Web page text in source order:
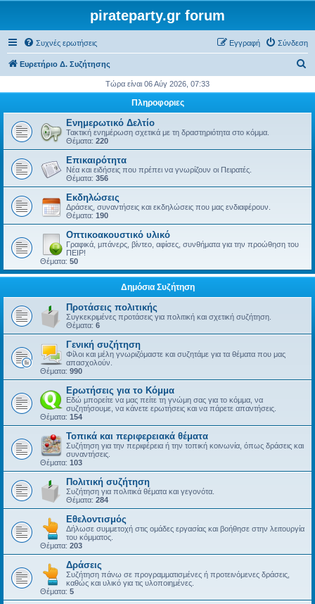
pirateparty.gr forum
Συχνές ερωτήσεις Σύνδεση
Εγγραφή
Ευρετήριο Δ. Συζήτησης
ζ
τ
Τώρα είναι 06 Αύγ 2026, 07:33
Πληροφοριες
Ενημερωτικό Δελτίο
Τακτική ενημέρωση σχετικά με τη δραστηριότητα στο κόμμα.
Θέματα: 220
Επικαιρότητα
Νέα και ειδήσεις που πρέπει να γνωρίζουν οι Πειρατές.
Θέματα: 356
Εκδηλώσεις
Δράσεις, συναντήσεις και εκδηλώσεις που μας ενδιαφέρουν.
Θέματα: 190
Οπτικοακουστικό υλικό
Γραφικά, μπάνερς, βίντεο, αφίσες, συνθήματα για την προώθηση του
ΠΕΙΡ!
Θέματα: 50
Δημόσια Συζήτηση
Προτάσεις πολιτικής
Συγκεκριμένες προτάσεις για πολιτική και σχετική συζήτηση.
Θέματα: 6
Γενική συζήτηση
Φίλοι και μέλη γνωριζόμαστε και συζητάμε για τα θέματα που μας
απασχολούν.
Θέματα: 990
Ερωτήσεις για το Κόμμα
Εδώ μπορείτε να μας πείτε τη γνώμη σας για το κόμμα, να
συζητήσουμε, να κάνετε ερωτήσεις και να πάρετε απαντήσεις.
Θέματα: 154
Τοπικά και περιφερειακά θέματα
Συζήτηση για την περιφέρεια ή την τοπική κοινωνία, όπως δράσεις και
συναντήσεις.
Θέματα: 103
Πολιτική συζήτηση
Συζήτηση για πολιτικά θέματα και γεγονότα.
Θέματα: 284
Εθελοντισμός
Δήλωσε συμμετοχή στις ομάδες εργασίας και βοήθησε στην λειτουργία
του κόμματος.
Θέματα: 203
Δράσεις
Συζήτηση πάνω σε προγραμματισμένες ή προτεινόμενες δράσεις,
καθώς και υλικό για τις υλοποιημένες.
Θέματα: 5